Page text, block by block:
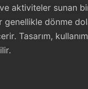
aktiviteler sunan
genellikle dönme
Tasarım, kullanım